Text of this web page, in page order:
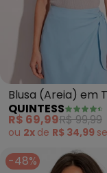
Blusa (Areia) em
QUINTESS
R$ 69,99R$ 99,99
ou 2x de R$ 34,99
-48%